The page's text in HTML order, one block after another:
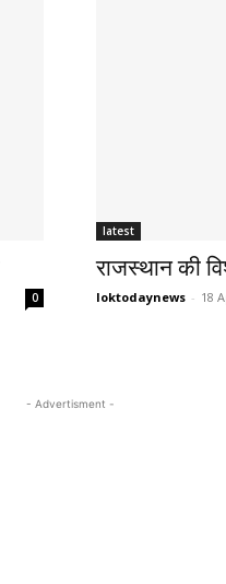
0
latest
राजस्थान की
loktodaynews - 18
- Advertisment -